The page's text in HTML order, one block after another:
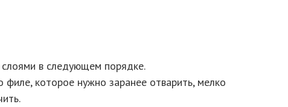
в следующем порядке.
филе, которое нужно заранее отварить, мелко